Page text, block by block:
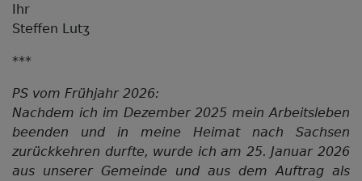
Ihr
Steffen Lutʒ
***
PS vom Frühjahr 2026:
Nachdem ich im Dezember 2025 mein Arbeitsleben
beenden und in meine Heimat nach Sachsen
zurückkehren durfte, wurde ich am 25. Januar 2026
aus unserer Gemeinde und aus dem Auftrag als